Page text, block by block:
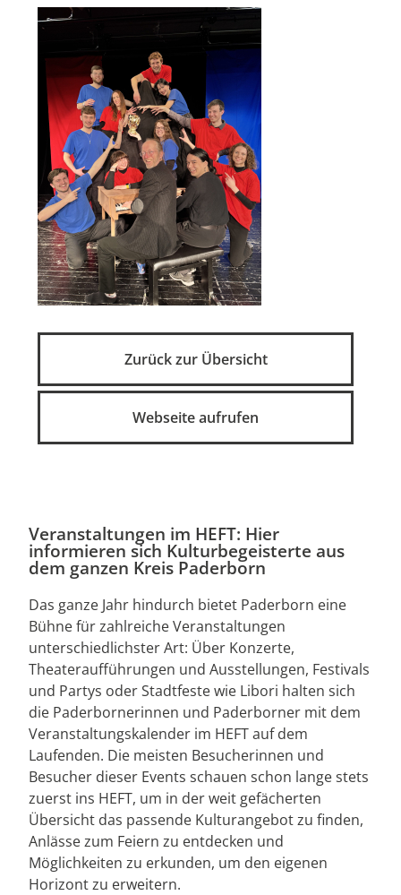
Zurück zur Übersicht
Webseite aufrufen
Veranstaltungen im HEFT: Hier
informieren sich Kulturbegeisterte aus
dem ganzen Kreis Paderborn
Das ganze Jahr hindurch bietet Paderborn eine
Bühne für zahlreiche Veranstaltungen
unterschiedlichster Art: Über Konzerte,
Theateraufführungen und Ausstellungen, Festivals
und Partys oder Stadtfeste wie Libori halten sich
die Paderbornerinnen und Paderborner mit dem
Veranstaltungskalender im HEFT auf dem
Laufenden. Die meisten Besucherinnen und
Besucher dieser Events schauen schon lange stets
zuerst ins HEFT, um in der weit gefächerten
Übersicht das passende Kulturangebot zu finden,
Anlässe zum Feiern zu entdecken und
Möglichkeiten zu erkunden, um den eigenen
Horizont zu erweitern.